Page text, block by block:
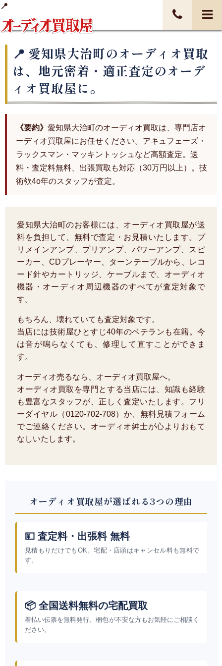
愛知県大治町のオーディオ買取
は、地元密着・適正査定のオーデ
ィオ買取屋に。
《要約》 愛知県大治町のオーディオ買取は、専門店オ
ーディオ買取屋にお任せください。アキュフェーズ・
ラックスマン・マッキントッシュなど高額査定。送
料・査定料無料、出張買取も対応（30万円以上）。技
術欦4o年のスタッフが査定。
愛知県大治町のお客様には、オーディオ買取屋が送
料を負担して、無料で査定・お見積いたします。プ
リメインアンプ、プリアンプ、パワーアンプ、スピ
ーカー、CDプレーヤー、ターンテーブルから、レコ
ード針やカートリッジ、ケーブルまで、オーディオ
機器・オーディオ周辺機器のすべてが査定対象で
す。
もちろん、壊れていても査定対象です。
当店には技術屋ひとすじ40年のベテランも在籍。今
は音が鳴らなくても、修理して直すことができま
す。
オーディオ売るなら、オーディオ買取屋へ。
オーディオ買取を専門とする当店には、知識も経験
も豊富なスタッフが、正しく査定いたします。フリ
ーダイヤル（0120-702-708）か、無料見積フォーム
でご連絡ください。オーディオ紳士が心よりおもて
なしいたします。
オーディオ買取屋が選ばれる3つの理由
💴 査定料・出張料 無料
見積もりだけでもOK。宅配・店頭はキャンセル料も無料で
す。
📦 全国送料無料の宅配買取
着払い伝票を無料発行。梱包が不安な方もお気軽にご相談く
ださい。